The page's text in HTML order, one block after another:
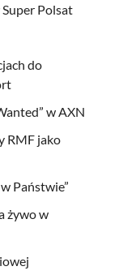
Polsat
do
w AXN
RMF jako
Państwie”
żywo w